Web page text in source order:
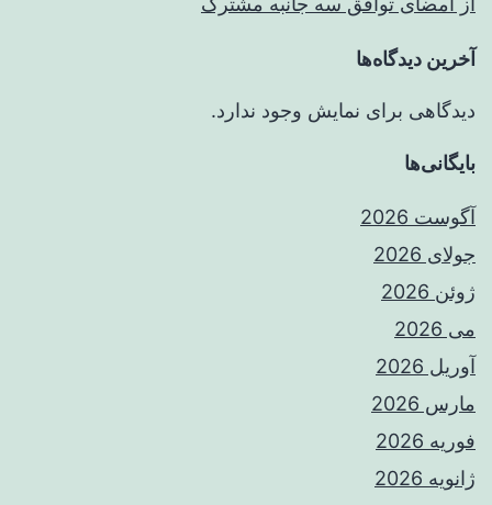
آخرین دیدگاه‌ها
دیدگاهی برای نمایش وجود ندارد.
بایگانی‌ها
آگوست 2026
جولای 2026
ژوئن 2026
می 2026
آوریل 2026
مارس 2026
فوریه 2026
ژانویه 2026